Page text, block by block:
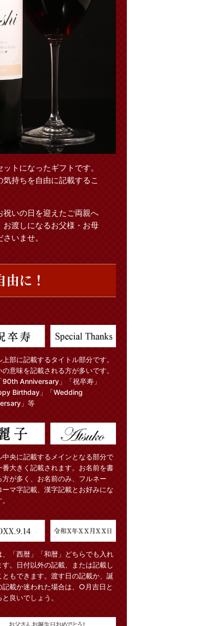
トになったギフトです。
持ちを自由に記載するこ
いの日を迎えたご両親へ
渡しになるお父様・お母
いませ。
に！
部に記載するタイトル部分です。
意味を記載される方が多いです。
90th Anniversary」「祝卒寿」
Birthday」「Wedding
」等
中央に記載するメインとなる部分で
番大きく記載されます。お名前を書
方が多く、お名前のみ、フルネー
ーマ字記載、漢字記載とお好みにな
、「西暦」「和暦」どちらでも入れ
す。日付以外の記載、または記載し
ともできます。渡す日の記載か、誕
記載か迷われた場合は、○月吉日と
良いでしょう。